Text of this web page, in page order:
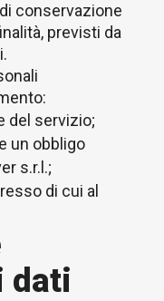
conservazione
previsti da
del servizio;
un obbligo
s.r.l.;
di cui al
dati